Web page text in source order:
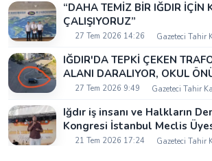
“DAHA TEMİZ BİR IĞDIR İÇİN
ÇALIŞIYORUZ”
27 Tem 2026 14:26 Gazeteci Tahir
IĞDIR'DA TEPKİ ÇEKEN
ALANI DARALIYOR, OKUL
İDDİASI VE IĞDIR VALİSİ
27 Tem 2026 9:49 Gazeteci Tahir
Iğdır iş insanı ve Halkların
Kongresi İstanbul Meclis
Kaya’dan Iğdır Tanıtım
21 Tem 2026 17:24 Gazeteci Tahir